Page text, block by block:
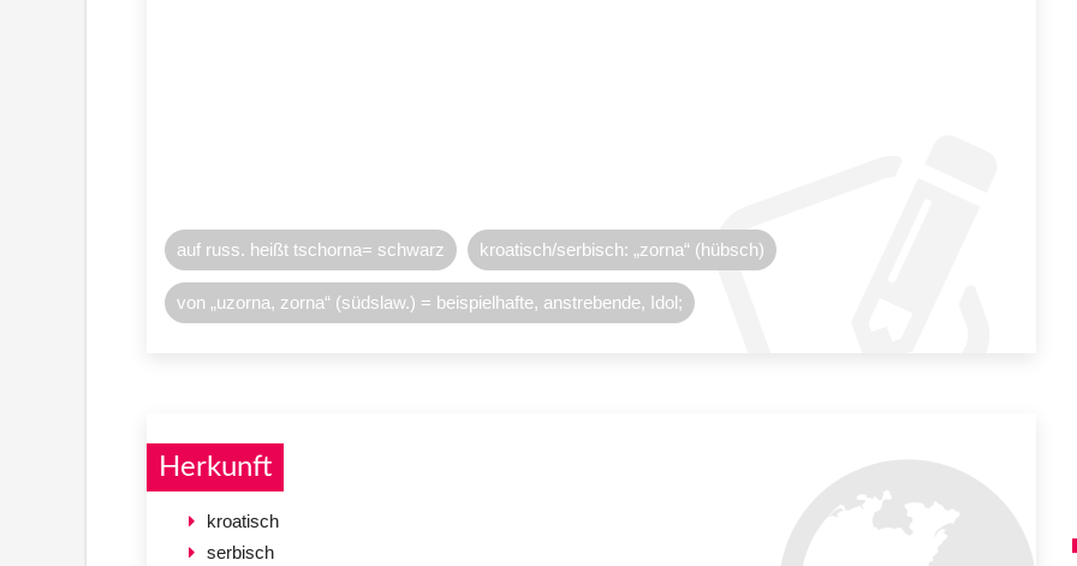
auf russ. heißt tschorna= schwarz kroatisch/serbisch: „zorna“ (hübsch)
von „uzorna, zorna“ (südslaw.) = beispielhafte, anstrebende, Idol;
Herkunft
kroatisch
serbisch